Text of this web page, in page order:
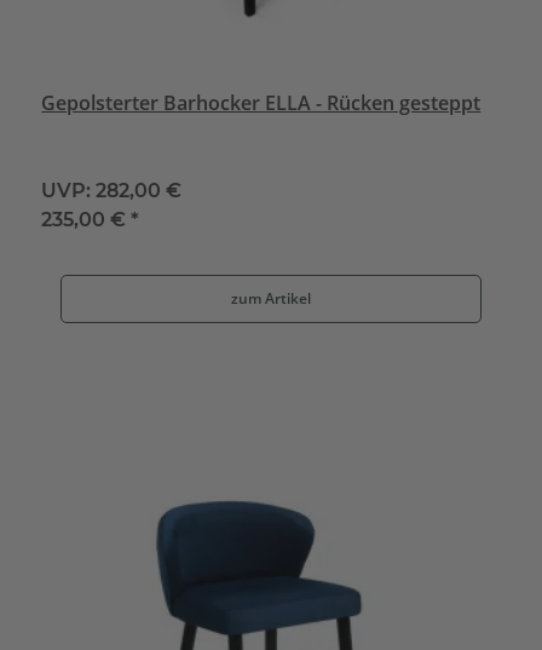
Gepolsterter Barhocker ELLA - Rücken gesteppt
UVP: 282,00 €
235,00 €*
zum Artikel